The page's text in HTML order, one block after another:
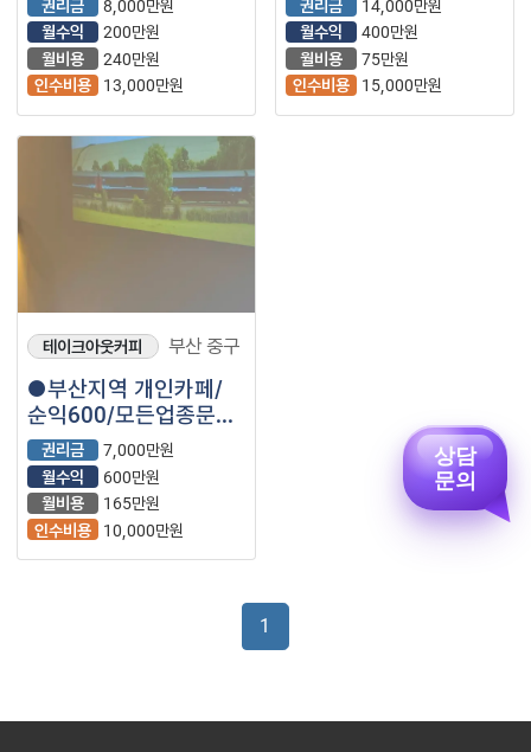
(프랜차이즈/저가커피/
카페)
권리금
8,000만원
월수익
200만원
월비용
240만원
인수비용
13,000만원
(매머드익스프레스/
프랜차이즈/저가커피/
카페)
권리금
14,000만원
월수익
400만원
월비용
75만원
인수비용
15,000만원
테이크아웃커피 부산 중구
●부산지역 개인카페/
순익600/모든업종문의
●권리금
7,000만원
월수익
600만원
월비용
165만원
인수비용
10,000만원
1
상담
문의